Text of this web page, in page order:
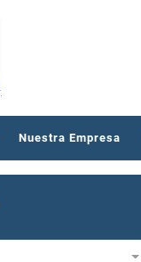
Nuestra Empresa